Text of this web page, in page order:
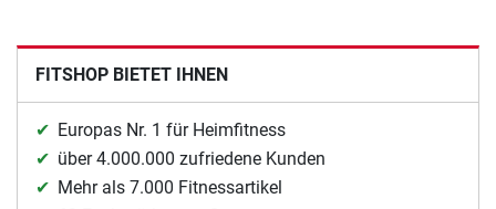
FITSHOP BIETET IHNEN
Europas Nr. 1 für Heimfitness
über 4.000.000 zufriedene Kunden
Mehr als 7.000 Fitnessartikel